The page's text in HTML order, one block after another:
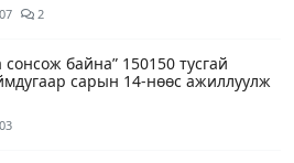
2
сонсож байна” 150150 тусгай
сарын 14-нөөс ажиллуулж